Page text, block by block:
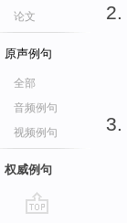
论文
原声例句
全部
音频例句
视频例句
权威例句